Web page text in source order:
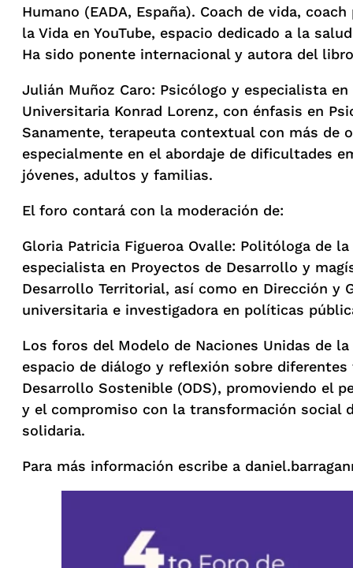
Humano (EADA, España). Coach de vida,
la Vida en YouTube, espacio dedicado a la
Ha sido ponente internacional y autora del
Julián Muñoz Caro: Psicólogo y especialista
Universitaria Konrad Lorenz, con énfasis en
Sanamente, terapeuta contextual con más de
especialmente en el abordaje de dificultades
jóvenes, adultos y familias.
El foro contará con la moderación de:
Gloria Patricia Figueroa Ovalle: Politóloga de
especialista en Proyectos de Desarrollo y
Desarrollo Territorial, así como en Dirección y
universitaria e investigadora en políticas
Los foros del Modelo de Naciones Unidas de
espacio de diálogo y reflexión sobre
Desarrollo Sostenible (ODS), promoviendo el
y el compromiso con la transformación social
solidaria.
Para más información escribe a